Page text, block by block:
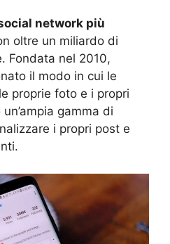
network più
oltre un miliardo di
Fondata nel 2010,
il modo in cui le
proprie foto e i propri
gamma di
i propri post e